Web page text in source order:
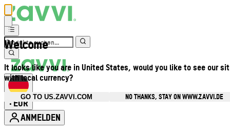
Welcome
It looks like you are in United States, would you like to see our
with local currency?
GO TO US.ZAVVI.COM
NO THANKS, STAY ON WWW.ZAVVI.DE
• EUR
ANMELDEN